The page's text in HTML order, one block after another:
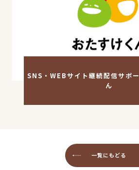
SNS・WEBサイト継続配信サポ
ん
一覧にもどる